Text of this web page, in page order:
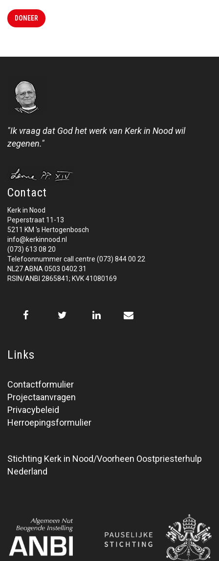
DONEER
"Ik vraag dat God het werk van Kerk in Nood wil
zegenen."
Contact
Kerk in Nood
Peperstraat 11-13
5211 KM 's Hertogenbosch
info@kerkinnood.nl
(073) 613 08 20
Telefoonnummer call centre (073) 844 00 22
NL27 ABNA 0503 0402 31
RSIN/ANBI 2865841; KVK 41080169
Links
Contactformulier
Projectaanvragen
Privacybeleid
Herroepingsformulier
Stichting Kerk in Nood/Voorheen Oostpriesterhulp
Nederland